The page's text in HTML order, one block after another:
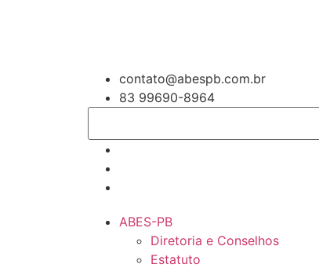
contato@abespb.com.br
83 99690-8964
ABES-PB
Diretoria e Conselhos
Estatuto